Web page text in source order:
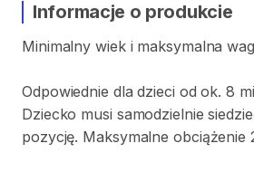
Informacje o produkcie
Minimalny wiek i maksymalna
Odpowiednie dla dzieci od ok. 8
Dziecko musi samodzielnie
pozycję. Maksymalne obciążenie